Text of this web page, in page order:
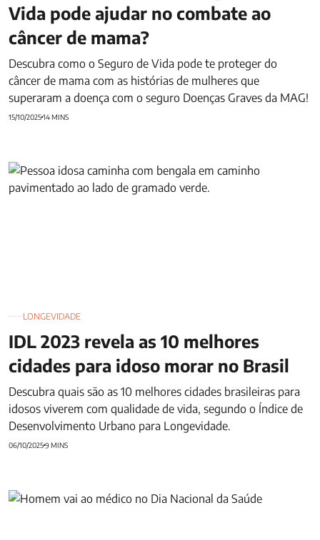
Vida pode ajudar no combate ao
câncer de mama?
Descubra como o Seguro de Vida pode te proteger do
câncer de mama com as histórias de mulheres que
superaram a doença com o seguro Doenças Graves da MAG!
15/10/202514 MINS
IDL 2023 revela as 10 melhores cidades para idoso morar no
Brasil
LONGEVIDADE
IDL 2023 revela as 10 melhores
cidades para idoso morar no Brasil
Descubra quais são as 10 melhores cidades brasileiras para
idosos viverem com qualidade de vida, segundo o Índice de
Desenvolvimento Urbano para Longevidade.
06/10/20259 MINS
Dia Nacional da Saúde: 6 hábitos para você mudar agora na